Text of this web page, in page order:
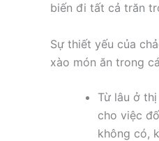
biến đi tất cả trăn
Sự thiết yếu của
xào món ăn trong
Từ lâu ở
cho việc
không có,